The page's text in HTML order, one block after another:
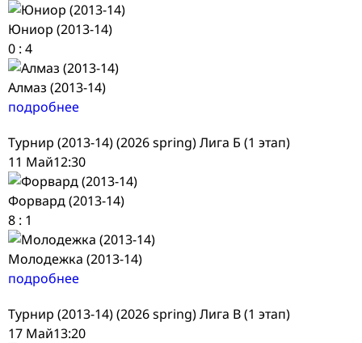
Юниор (2013-14)
0 : 4
Алмаз (2013-14)
подробнее
Турнир (2013-14) (2026 spring) Лига Б (1 этап)
11 Май12:30
Форвард (2013-14)
8 : 1
Молодежка (2013-14)
подробнее
Турнир (2013-14) (2026 spring) Лига В (1 этап)
17 Май13:20